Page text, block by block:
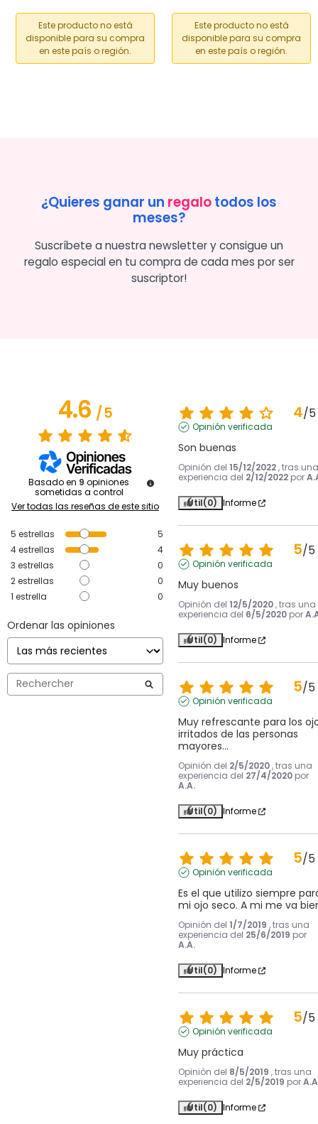
Este producto no está
disponible para su compra
en este país o región.
Este producto no está
disponible para su compra
en este país o región.
¿Quieres ganar un regalotodos los
meses?
Suscríbete a nuestra newsletter y consigue un
regalo especial en tu compra de cada mes por ser
suscriptor!
4.6/5
Basado en 9 opiniones
sometidas a control
Ver todas las reseñas de este sitio
5 estrellas
5
4estrellas
4
3 estrellas
0
2estrellas
0
1 estrella 0
Ordenar las opiniones
4/5
Opinión verificada
Son buenas
Opinión del 15/12/2022 , tras una
experiencia del 2/12/2022 por
Útil(0) Informe
5/5
Opinión verificada
Muy buenos
Opinión del 12/5/2020 , tras una
experiencia del 6/5/2020 por
Útil(0) Informe
5/5
Opinión verificada
Muy refrescante para los
irritados de las personas
mayores...
Opinión del 2/5/2020 , tras una
experiencia del 27/4/2020 por
A.A.
Útil(0) Informe
5/5
Opinión verificada
Es el que utilizo siempre
mi ojo seco. A mi me va
Opinión del 1/7/2019 , tras una
experiencia del 25/6/2019 por
A.A.
Útil(0) Informe
5/5
Opinión verificada
Muy práctica
Opinión del 8/5/2019 , tras una
experiencia del 2/5/2019 por
Útil(0) Informe